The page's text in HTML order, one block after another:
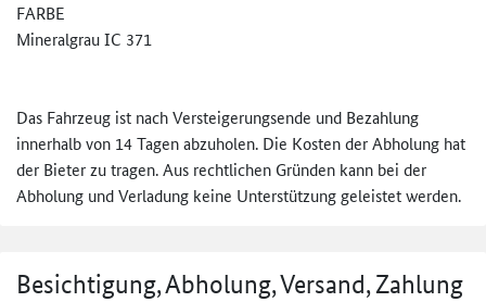
FARBE
Mineralgrau IC 371
Das Fahrzeug ist nach Versteigerungsende und Bezahlung
innerhalb von 14 Tagen abzuholen. Die Kosten der Abholung hat
der Bieter zu tragen. Aus rechtlichen Gründen kann bei der
Abholung und Verladung keine Unterstützung geleistet werden.
Besichtigung, Abholung, Versand, Zahlung